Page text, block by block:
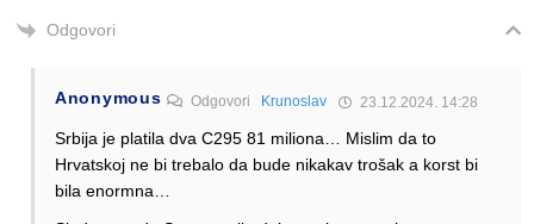
Odgovori
Anonymous Odgovori Krunoslav 23.12.2024. 14:28
Srbija je platila dva C295 81 miliona… Mislim da to
Hrvatskoj ne bi trebalo da bude nikakav trošak a korst bi
bila enormna…